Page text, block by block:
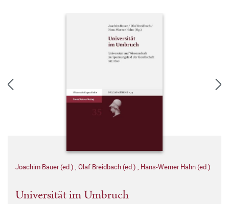
Joachim Bauer (ed.) , Olaf Breidbach (ed.) , Hans-Werner Hahn (ed.)
Universität im Umbruch